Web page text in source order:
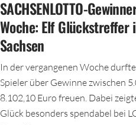
SACHSENLOTTO-
Woche: Elf Glückstreffer
Sachsen
In der vergangenen Woche
Spieler über Gewinne zwischen
8.102,10 Euro freuen. Dabei
Glück besonders spendabel bei